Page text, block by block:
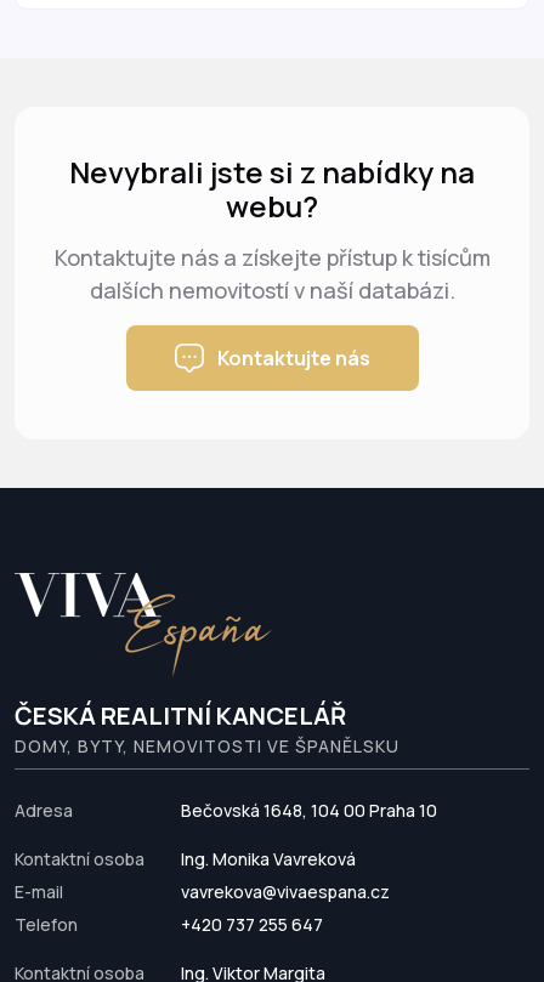
Nevybrali jste si z nabídky na
webu?
Kontaktujte nás a získejte přístup k tisícům
dalších nemovitostí v naší databázi.
Kontaktujte nás
ČESKÁ REALITNÍ KANCELÁŘ
DOMY, BYTY, NEMOVITOSTI VE ŠPANĚLSKU
Adresa Bečovská 1648, 104 00 Praha 10
Kontaktní osoba
Ing. Monika Vavreková
E-mail
vavrekova@vivaespana.cz
Telefon
+420 737 255 647
Kontaktní osoba
Ing. Viktor Margita